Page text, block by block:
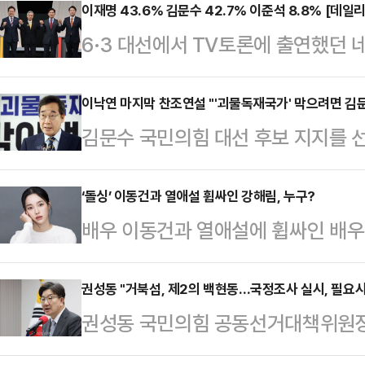
사법·행정 모든 권력을 한 손에 쥔
더불어민주당 대선 후보 본인과 그
재앙"이라며 이같이 말했다.안 공
의자인 대통령 가족이 탄생한다?
호와 예우를 누리며 대한민국을 대
겠나"라고 한탄했다.이어…
이재명 43.6% 김문수 42.7% 이준석 8.8% [데일
6·3 대선에서 TV토론에 출연했던
문한 결과, 이재명 더불어민주당
42.7%를 기록했다. 두 후보 간 격
다.'호텔경제학' '커피 원가 120원' '
논란과 김문수 후보의 뒷심이 맞물
다만 이번 설문에서는 국민의힘을
보수 과표집 현상이 발생했을 가능
이…
이낙연 마지막 찬조연설 "'괴물독재국가' 막으려면 김
김문수 국민의힘 대선 후보 지지를
"괴물독재국가를 막으려면 부득이
지었다"고 밝혔다.이낙연 고문은
된 김문수 후보 마지막 방송 찬조연
지를 상상하지도 않았다"고 운을
못한 경험을 했다. 조용히 생각을
길을 걷다가 모르는 사람들과 마주
나를 붙잡고 하소…
‘돌싱’ 이동건과 열애설 휩싸인 강해림, 누구?
배우 이동건과 열애설에 휩싸인 배
다.1996년생 강해림은 미스코리아
드라마 ‘아이돌 권한대행’을 통해
‘연애의 참견’ 시즌2와 시즌3에 재
JTBC ‘라이브온’에서 박해림 역을
권성동 "거북섬, 제2의 백현동…국정조사 실시, 필요
권성동 국민의힘 공동선거대책위
건"이라며 "국정조사를 실시하고